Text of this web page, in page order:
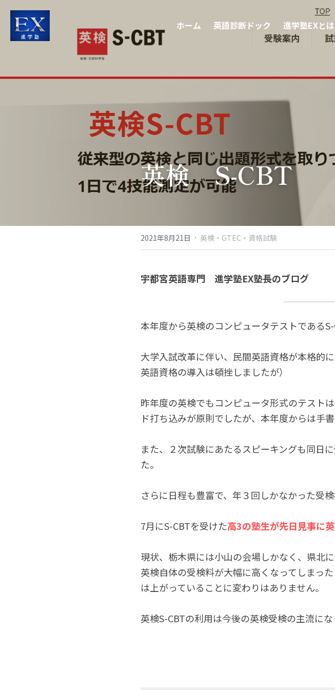
ホーム 英語診断ドック 進学塾EXとは
英検　S-CBT
2021年8月21日 · 英検・GTEC・資格試験
宇都宮英語専門　進学塾EX塾長のブログ
本年度から英検のコンピュータテストである
大学入試改革に伴い、民間英語資格が本格的
英語資格の導入は頓挫しましたが）
昨年度の英検でもコンピュータ形式のテスト
ド打ち込みが原則でしたが、本年度からは手
また、２次試験にあたるスピーキングも同日
た。
さらに日程も豊富で、年３回しかなかった受
7月にS-CBTを受けた高3の塾生が先日見事に
現状、栃木県には小山の会場しかなく、県北
英検自体の受検料が大幅に高くなってしまっ
は上がっていることに変わりはありません。
英検S-CBTの利用は今後の英検受検の主流にな